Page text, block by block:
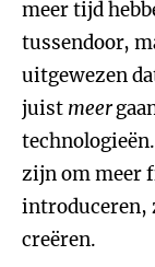
meer tijd
tussendoor,
uitgewezen
juist meer
zijn om meer
introduceren,
creëren.